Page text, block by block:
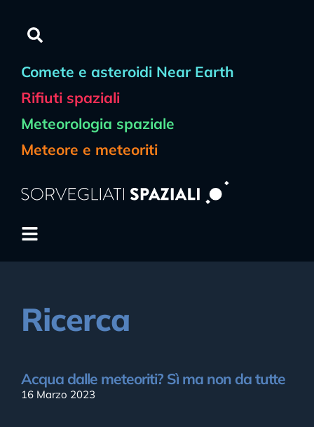
Comete e asteroidi Near Earth
Rifiuti spaziali
Meteorologia spaziale
Meteore e meteoriti
Ricerca
Acqua dalle meteoriti? Sì ma non da tutte
16 Marzo 2023